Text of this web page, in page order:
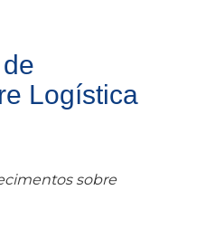
Logística
sobre